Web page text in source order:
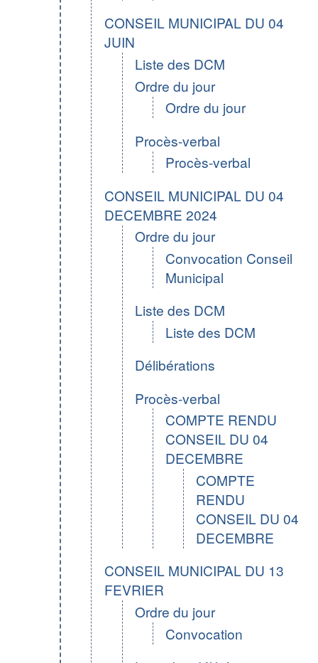
CONSEIL MUNICIPAL DU 04
JUIN
Liste des DCM
Ordre du jour
Ordre du jour
Procès-verbal
Procès-verbal
CONSEIL MUNICIPAL DU 04
DECEMBRE 2024
Ordre du jour
Convocation Conseil
Municipal
Liste des DCM
Liste des DCM
Délibérations
Procès-verbal
COMPTE RENDU
CONSEIL DU 04
DECEMBRE
COMPTE
RENDU
CONSEIL DU 04
DECEMBRE
CONSEIL MUNICIPAL DU 13
FEVRIER
Ordre du jour
Convocation